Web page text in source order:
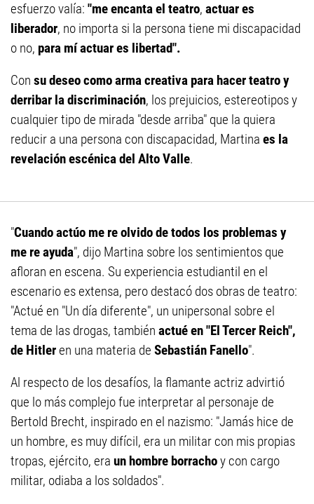
esfuerzo valía: "me encanta el teatro, actuar es
liberador, no importa si la persona tiene mi discapacidad
o no, para mí actuar es libertad".
Con su deseo como arma creativa para hacer teatro y
derribar la discriminación, los prejuicios, estereotipos y
cualquier tipo de mirada "desde arriba" que la quiera
reducir a una persona con discapacidad, Martina es la
revelación escénica del Alto Valle.
"Cuando actúo me re olvido de todos los problemas y
me re ayuda", dijo Martina sobre los sentimientos que
afloran en escena. Su experiencia estudiantil en el
escenario es extensa, pero destacó dos obras de teatro:
"Actué en "Un día diferente", un unipersonal sobre el
tema de las drogas, también actué en "El Tercer Reich",
de Hitleren una materia de Sebastián Fanello".
Al respecto de los desafíos, la flamante actriz advirtió
que lo más complejo fue interpretar al personaje de
Bertold Brecht, inspirado en el nazismo: "Jamás hice de
un hombre, es muy difícil, era un militar con mis propias
tropas, ejército, era un hombre borrachoy con cargo
militar, odiaba a los soldados".